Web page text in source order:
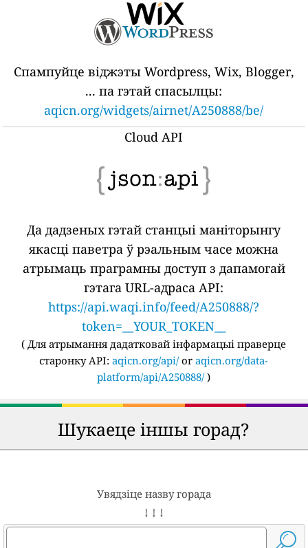
Спампуйце віджэты Wordpress, Wix, Blogger,
... па гэтай спасылцы:
aqicn.org/widgets/airnet/A250888/be/
Cloud API
Да дадзеных гэтай станцыі маніторынгу
якасці паветра ў рэальным часе можна
атрымаць праграмны доступ з дапамогай
гэтага URL-адраса API:
https://api.waqi.info/feed/A250888/?
token=__YOUR_TOKEN__
(Для атрымання дадатковай інфармацыі праверце
старонку API: aqicn.org/api/oraqicn.org/data-
platform/api/A250888/)
Шукаеце іншы горад?
Увядзіце назву горада
↓ ↓ ↓